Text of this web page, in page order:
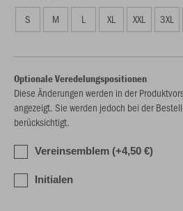
S M L XL XXL 3XL
Optionale Veredelungspositionen
Diese Änderungen werden in der
angezeigt. Sie werden jedoch bei der
berücksichtigt.
Vereinsemblem (+4,50 €)
Initialen